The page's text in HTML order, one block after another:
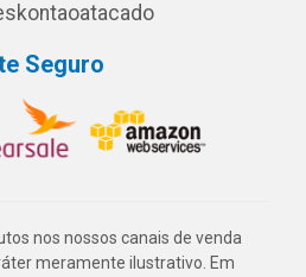
Seguro
nos nossos canais de venda
meramente ilustrativo. Em